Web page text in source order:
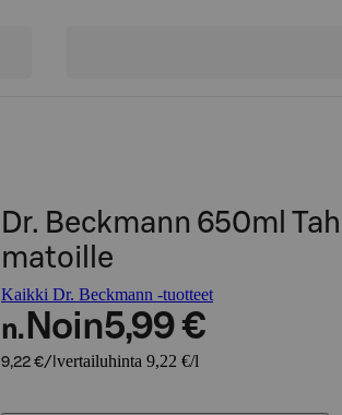
Dr. Beckmann 650ml
matoille
Kaikki Dr. Beckmann -tuotteet
n. Noin5,99 €
9,22 €/l vertailuhinta 9,22 €/l